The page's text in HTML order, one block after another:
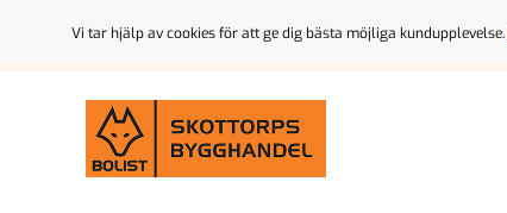
Vi tar hjälp av cookies för att ge dig bästa möjliga kundupplevelse.